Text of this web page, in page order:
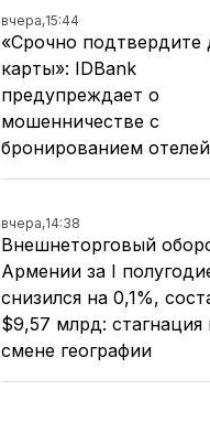
вчера,15:44
«Срочно подтвердите
карты»: IDBank
предупреждает о
мошенничестве с
бронированием отелей
вчера,14:38
Внешнеторговый
Армении за I
снизился на 0,1%,
$9,57 млрд: стагнация
смене географии